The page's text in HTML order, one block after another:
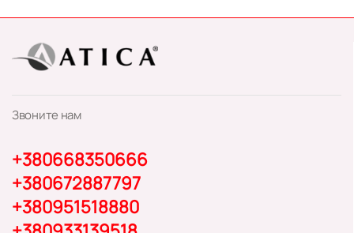
Звоните нам
+380668350666
+380672887797
+380951518880